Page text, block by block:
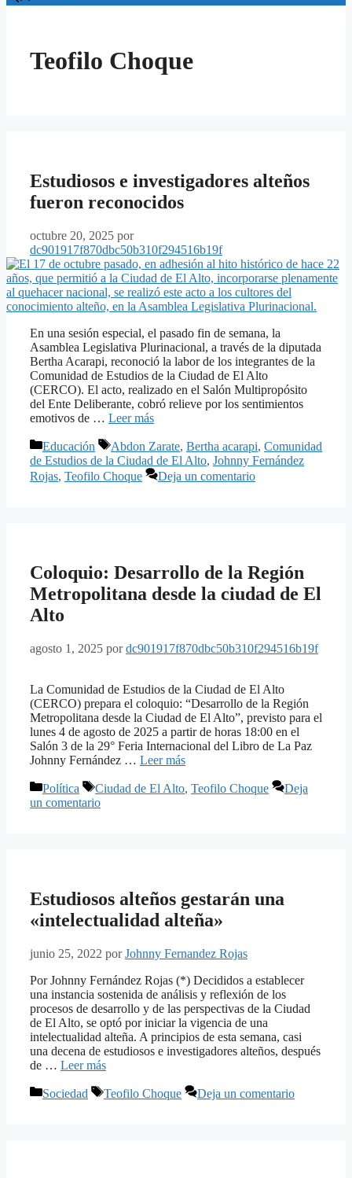
Teofilo Choque
Estudiosos e investigadores alteños
fueron reconocidos
octubre 20, 2025 por
dc901917f870dbc50b310f294516b19f
En una sesión especial, el pasado fin de semana, la
Asamblea Legislativa Plurinacional, a través de la diputada
Bertha Acarapi, reconoció la labor de los integrantes de la
Comunidad de Estudios de la Ciudad de El Alto
(CERCO). El acto, realizado en el Salón Multipropósito
del Ente Deliberante, cobró relieve por los sentimientos
emotivos de … Leer más
Categorías
Educación Etiquetas
Abdon Zarate, Bertha acarapi, Comunidad
de Estudios de la Ciudad de El Alto, Johnny Fernández
Rojas, Teofilo Choque Deja un comentario
Coloquio: Desarrollo de la Región
Metropolitana desde la ciudad de El
Alto
agosto 1, 2025 pordc901917f870dbc50b310f294516b19f
La Comunidad de Estudios de la Ciudad de El Alto
(CERCO) prepara el coloquio: “Desarrollo de la Región
Metropolitana desde la Ciudad de El Alto”, previsto para el
lunes 4 de agosto de 2025 a partir de horas 18:00 en el
Salón 3 de la 29° Feria Internacional del Libro de La Paz
Johnny Fernández … Leer más
Categorías
Política Etiquetas
Ciudad de El Alto, Teofilo Choque
Deja
un comentario
Estudiosos alteños gestarán una
«intelectualidad alteña»
junio 25, 2022 porJohnny Fernandez Rojas
Por Johnny Fernández Rojas (*) Decididos a establecer
una instancia sostenida de análisis y reflexión de los
procesos de desarrollo y de las perspectivas de la Ciudad
de El Alto, se optó por iniciar la vigencia de una
intelectualidad alteña. A principios de esta semana, casi
una decena de estudiosos e investigadores alteños, después
de … Leer más
Categorías
Sociedad Etiquetas
Teofilo Choque Deja un comentario